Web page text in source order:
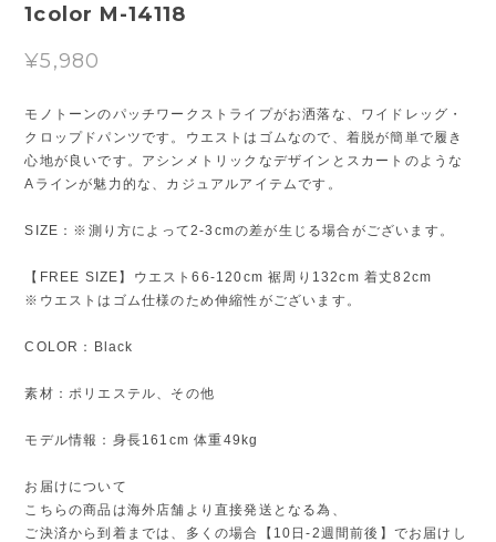
1color M-14118
¥5,980
モノトーンのパッチワークストライプがお洒落な、ワイドレッグ・
クロップドパンツです。ウエストはゴムなので、着脱が簡単で履き
心地が良いです。アシンメトリックなデザインとスカートのような
Aラインが魅力的な、カジュアルアイテムです。
SIZE：※測り方によって2-3cmの差が生じる場合がございます。
【FREE SIZE】ウエスト66-120cm 裾周り132cm 着丈82cm
※ウエストはゴム仕様のため伸縮性がございます。
COLOR：Black
素材：ポリエステル、その他
モデル情報：身長161cm 体重49kg
お届けについて
こちらの商品は海外店舗より直接発送となる為、
ご決済から到着までは、多くの場合【10日-2週間前後】でお届けし